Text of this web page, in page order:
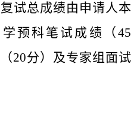
试总成绩由 申请人本
学预科笔试成绩 （ 45
（20分） 及专家组面试